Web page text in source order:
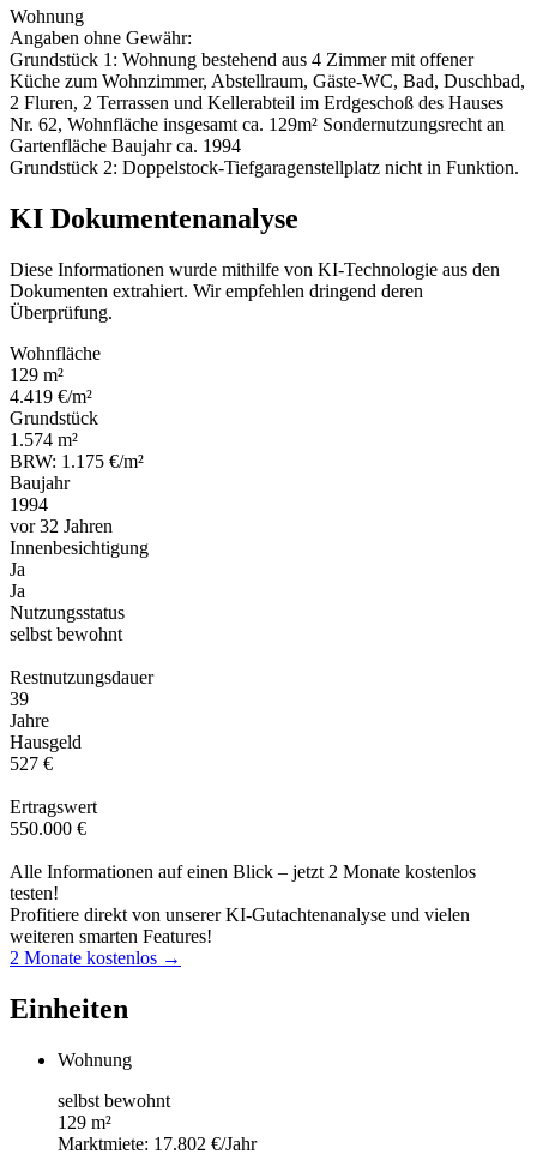
Wohnung
Angaben ohne Gewähr:
Grundstück 1: Wohnung bestehend aus 4 Zimmer mit offener
Küche zum Wohnzimmer, Abstellraum, Gäste-WC, Bad, Duschbad,
2 Fluren, 2 Terrassen und Kellerabteil im Erdgeschoß des Hauses
Nr. 62, Wohnfläche insgesamt ca. 129m² Sondernutzungsrecht an
Gartenfläche Baujahr ca. 1994
Grundstück 2: Doppelstock-Tiefgaragenstellplatz nicht in Funktion.
KI Dokumentenanalyse
Diese Informationen wurde mithilfe von KI-Technologie aus den
Dokumenten extrahiert. Wir empfehlen dringend deren
Überprüfung.
Wohnfläche
129 m²
4.419 €/m²
Grundstück
1.574 m²
BRW: 1.175 €/m²
Baujahr
1994
vor 32 Jahren
Innenbesichtigung
Ja
Ja
Nutzungsstatus
selbst bewohnt
Restnutzungsdauer
39
Jahre
Hausgeld
527 €
Ertragswert
550.000 €
Alle Informationen auf einen Blick – jetzt 2 Monate kostenlos
testen!
Profitiere direkt von unserer KI-Gutachtenanalyse und vielen
weiteren smarten Features!
2 Monate kostenlos →
Einheiten
Wohnung
selbst bewohnt
129 m²
Marktmiete: 17.802 €/Jahr